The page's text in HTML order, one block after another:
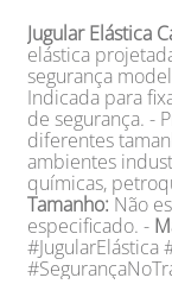
Jugular Elástica
elástica
segurança
Indicada para
de segurança. -
diferentes
ambientes
químicas,
Tamanho: Não
especificado. -
#JugularElástica